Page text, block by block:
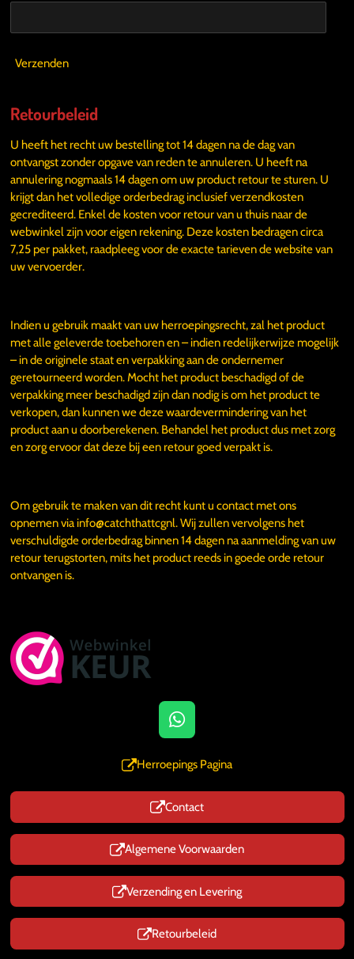
Verzenden
Retourbeleid
U heeft het recht uw bestelling tot 14 dagen na de dag van
ontvangst zonder opgave van reden te annuleren. U heeft na
annulering nogmaals 14 dagen om uw product retour te sturen. U
krijgt dan het volledige orderbedrag inclusief verzendkosten
gecrediteerd. Enkel de kosten voor retour van u thuis naar de
webwinkel zijn voor eigen rekening. Deze kosten bedragen circa
7,25 per pakket, raadpleeg voor de exacte tarieven de website van
uw vervoerder.
Indien u gebruik maakt van uw herroepingsrecht, zal het product
met alle geleverde toebehoren en – indien redelijkerwijze mogelijk
– in de originele staat en verpakking aan de ondernemer
geretourneerd worden. Mocht het product beschadigd of de
verpakking meer beschadigd zijn dan nodig is om het product te
verkopen, dan kunnen we deze waardevermindering van het
product aan u doorberekenen. Behandel het product dus met zorg
en zorg ervoor dat deze bij een retour goed verpakt is.
Om gebruik te maken van dit recht kunt u contact met ons
opnemen via info@catchthattcgnl. Wij zullen vervolgens het
verschuldigde orderbedrag binnen 14 dagen na aanmelding van uw
retour terugstorten, mits het product reeds in goede orde retour
ontvangen is.
W
h
a
s
A
p
p
Herroepings Pagina
Contact
Algemene Voorwaarden
Verzending en Levering
Retourbeleid